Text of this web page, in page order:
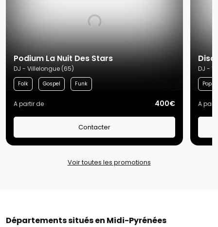
Podium La Nuit Des Stars
DJ - Villelongue (65)
Folk Gospel Funk
A partir de 400€
Contacter
DJ -
Pop
A
Voir toutes les promotions
Départements situés en Midi-Pyrénées